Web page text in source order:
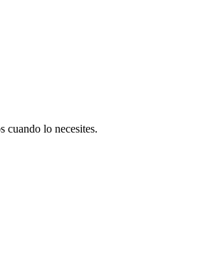
lo necesites.